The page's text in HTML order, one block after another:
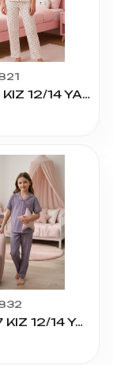
205971 KIZ 12/14 YAŞ K.KOL PİJAMA TAKIM
205977 KIZ 12/14 YAŞ K.KOL PİJAMA TAKIM